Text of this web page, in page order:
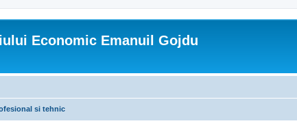
Economic Emanuil Gojdu
si tehnic